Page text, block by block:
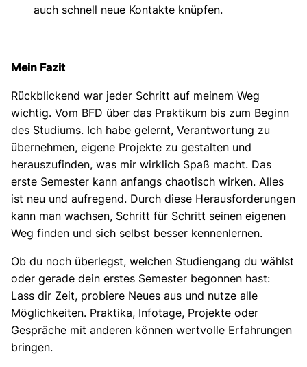
auch schnell neue Kontakte knüpfen.
Mein Fazit
Rückblickend war jeder Schritt auf meinem Weg
wichtig. Vom BFD über das Praktikum bis zum Beginn
des Studiums. Ich habe gelernt, Verantwortung zu
übernehmen, eigene Projekte zu gestalten und
herauszufinden, was mir wirklich Spaß macht. Das
erste Semester kann anfangs chaotisch wirken. Alles
ist neu und aufregend. Durch diese Herausforderungen
kann man wachsen, Schritt für Schritt seinen eigenen
Weg finden und sich selbst besser kennenlernen.
Ob du noch überlegst, welchen Studiengang du wählst
oder gerade dein erstes Semester begonnen hast:
Lass dir Zeit, probiere Neues aus und nutze alle
Möglichkeiten. Praktika, Infotage, Projekte oder
Gespräche mit anderen können wertvolle Erfahrungen
bringen.